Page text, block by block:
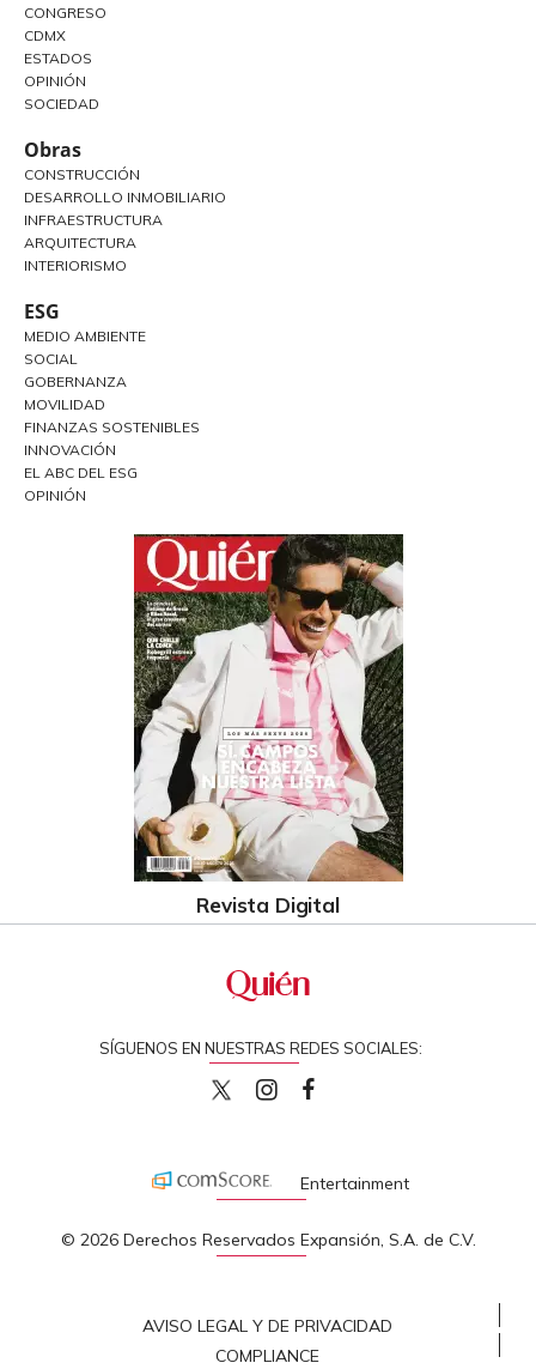
CONGRESO
CDMX
ESTADOS
OPINIÓN
SOCIEDAD
Obras
CONSTRUCCIÓN
DESARROLLO INMOBILIARIO
INFRAESTRUCTURA
ARQUITECTURA
INTERIORISMO
ESG
MEDIO AMBIENTE
SOCIAL
GOBERNANZA
MOVILIDAD
FINANZAS SOSTENIBLES
INNOVACIÓN
EL ABC DEL ESG
OPINIÓN
Revista Digital
AVISO LEGAL Y DE PRIVACIDAD
COMPLIANCE
SÍGUENOS EN NUESTRAS REDES SOCIALES:
quiencom
Entertainment
© 2026 Derechos Reservados Expansión, S.A. de C.V.